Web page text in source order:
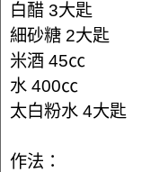
白醋 3大匙
細砂糖 2大匙
米酒 45㏄
水 400㏄
太白粉水 4大匙
作法：